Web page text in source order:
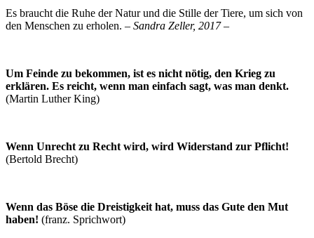
Es braucht die Ruhe der Natur und die Stille der Tiere, um sich von
den Menschen zu erholen. – Sandra Zeller, 2017 –
Um Feinde zu bekommen, ist es nicht nötig, den Krieg zu
erklären. Es reicht, wenn man einfach sagt, was man denkt.
(Martin Luther King)
Wenn Unrecht zu Recht wird, wird Widerstand zur Pflicht!
(Bertold Brecht)
Wenn das Böse die Dreistigkeit hat, muss das Gute den Mut
haben! (franz. Sprichwort)